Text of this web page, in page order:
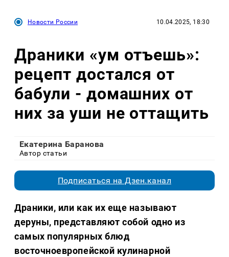
Новости России 10.04.2025, 18:30
Драники «ум отъешь»:
рецепт достался от
бабули - домашних от
них за уши не оттащить
Екатерина Баранова
Автор статьи
Подписаться на Дзен.канал
Драники, или как их еще называют
деруны, представляют собой одно из
самых популярных блюд
восточноевропейской кулинарной